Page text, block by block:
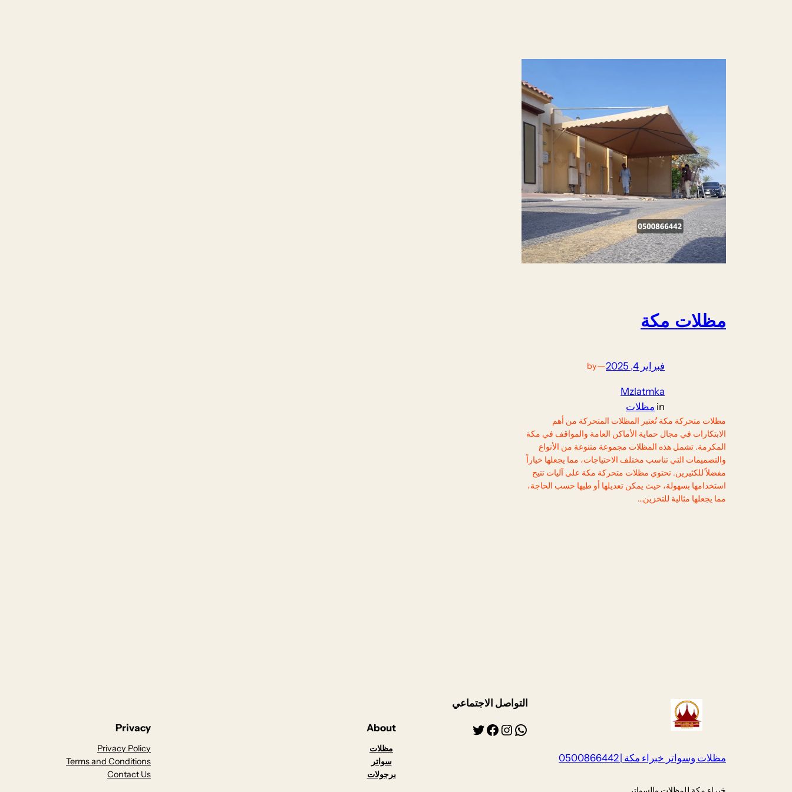
مظلات مكة
فبراير 4, 2025 —
by
Mzlatmka
in مظلات
مظلات متحركة مكة تُعتبر المظلات المتحركة من أهم
الابتكارات في مجال حماية الأماكن العامة والمواقف في مكة
المكرمة. تشمل هذه المظلات مجموعة متنوعة من الأنواع
والتصميمات التي تناسب مختلف الاحتياجات، مما يجعلها خياراً
مفضلاً للكثيرين. تحتوي مظلات متحركة مكة على آليات تتيح
استخدامها بسهولة، حيث يمكن تعديلها أو طيها حسب الحاجة،
مما يجعلها مثالية للتخزين…
مظلات وسواتر خبراء مكة | 0500866442
التواصل الاجتماعي
واتسابإنستجرام فيسبوك تويتر About
مظلات
سواتر
برجولات
Privacy
Privacy Policy
Terms and Conditions
Contact Us